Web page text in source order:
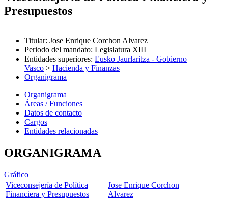
Presupuestos
Titular: Jose Enrique Corchon Alvarez
Periodo del mandato: Legislatura XIII
Entidades superiores: Eusko Jaurlaritza - Gobierno
Vasco > Hacienda y Finanzas
Organigrama
Organigrama
Áreas / Funciones
Datos de contacto
Cargos
Entidades relacionadas
ORGANIGRAMA
Gráfico
Viceconsejería de Política
Financiera y Presupuestos
Jose Enrique Corchon
Alvarez